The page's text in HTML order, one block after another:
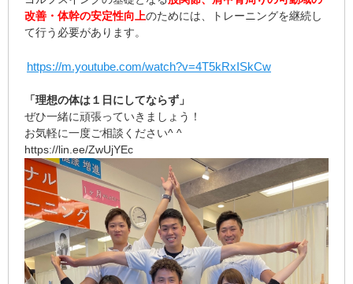
改善・体幹の安定性向上のためには、トレーニングを継続し
て行う必要があります。
https://m.youtube.com/watch?v=4T5kRxISkCw
「理想の体は１日にしてならず」
ぜひ一緒に頑張っていきましょう！
お気軽に一度ご相談ください^ ^
https://lin.ee/ZwUjYEc